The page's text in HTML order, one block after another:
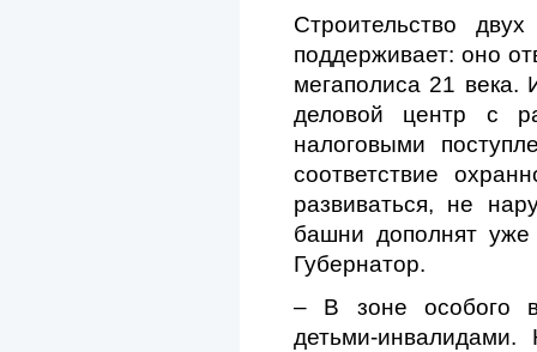
Строительство
поддерживает: оно
мегаполиса 21 века.
деловой центр с
налоговыми
соответствие
развиваться, не
башни дополнят
Губернатор.
– В зоне особого
детьми-